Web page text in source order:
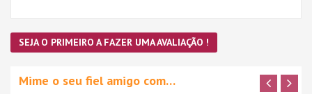
SEJA O PRIMEIRO A FAZER UMA AVALIAÇÃO !
Mime o seu fiel amigo com…